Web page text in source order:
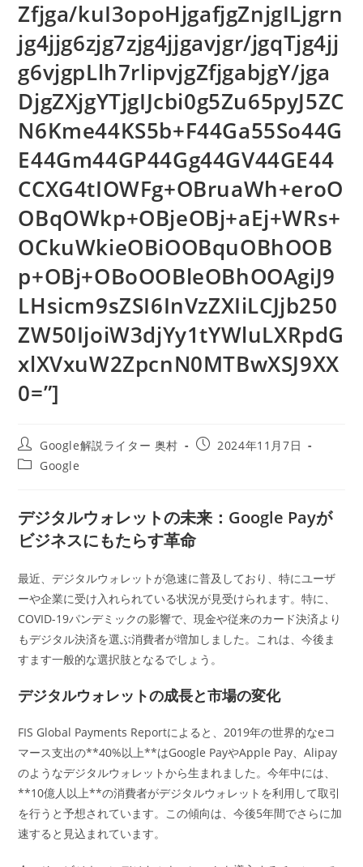
Zfjga/kuI3opoHjgafjgZnjgILjgrn
jg4jjg6zjg7zjg4jjgavjgr/jgqTjg4jj
g6vjgpLlh7rlipvjgZfjgabjgY/jga
DjgZXjgYTjgIJcbi0g5Zu65pyJ5ZC
N6Kme44KS5b+F44Ga55So44G
E44Gm44GP44Gg44GV44GE44
CCXG4tIOWFg+OBruaWh+eroO
OBqOWkp+OBjeOBj+aEj+WRs+
OCkuWkieOBiOOBquOBhOOB
p+OBj+OBoOOBleOBhOOAgiJ9
LHsicm9sZSI6InVzZXIiLCJjb250
ZW50IjoiW3djYy1tYWluLXRpdG
xlXVxuW2ZpcnN0MTBwXSJ9XX
0=”]
投
稿
者:
Google解説ライター 奥村
投
日:
2024年11月7日
投
テ
ゴ
リ
Google
デジタルウォレットの未来：Google Payが
ビジネスにもたらす革命
最近、デジタルウォレットが急速に普及しており、特にユーザ
ーや企業に受け入れられている状況が見受けられます。特に、
COVID-19パンデミックの影響で、現金や従来のカード決済より
もデジタル決済を選ぶ消費者が増加しました。これは、今後ま
すます一般的な選択肢となるでしょう。
デジタルウォレットの成長と市場の変化
FIS Global Payments Reportによると、2019年の世界的なeコ
マース支出の**40%以上**はGoogle PayやApple Pay、Alipay
のようなデジタルウォレットから生まれました。今年中には、
**10億人以上**の消費者がデジタルウォレットを利用して取引
を行うと予想されています。この傾向は、今後5年間でさらに加
速すると見込まれています。